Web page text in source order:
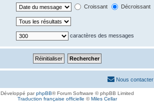
Croissant Décroissant
caractères des messages
Nous contacter
Développé parphpBB® Forum Software © phpBB Limited
Traduction française officielle ©Miles Cellar